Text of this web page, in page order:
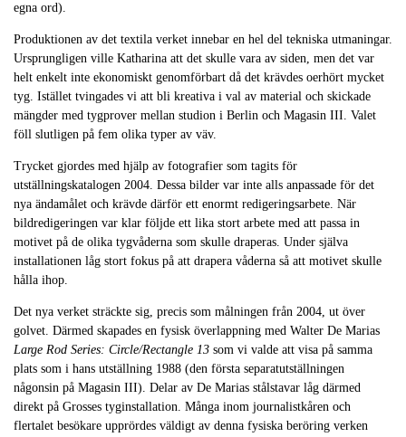
egna ord).
Produktionen av det textila verket innebar en hel del tekniska utmaningar.
Ursprungligen ville Katharina att det skulle vara av siden, men det var
helt enkelt inte ekonomiskt genomförbart då det krävdes oerhört mycket
tyg. Istället tvingades vi att bli kreativa i val av material och skickade
mängder med tygprover mellan studion i Berlin och Magasin III. Valet
föll slutligen på fem olika typer av väv.
Trycket gjordes med hjälp av fotografier som tagits för
utställningskatalogen 2004. Dessa bilder var inte alls anpassade för det
nya ändamålet och krävde därför ett enormt redigeringsarbete. När
bildredigeringen var klar följde ett lika stort arbete med att passa in
motivet på de olika tygvåderna som skulle draperas. Under själva
installationen låg stort fokus på att drapera våderna så att motivet skulle
hålla ihop.
Det nya verket sträckte sig, precis som målningen från 2004, ut över
golvet. Därmed skapades en fysisk överlappning med Walter De Marias
Large Rod Series: Circle/Rectangle 13 som vi valde att visa på samma
plats som i hans utställning 1988 (den första separatutställningen
någonsin på Magasin III). Delar av De Marias stålstavar låg därmed
direkt på Grosses tyginstallation. Många inom journalistkåren och
flertalet besökare upprördes väldigt av denna fysiska beröring verken